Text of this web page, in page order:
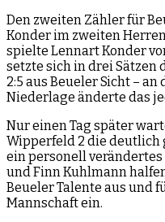
Den zweiten Zähler für
Konder im zweiten
spielte Lennart Konder
setzte sich in drei
2:5 aus Beueler Sicht –
Niederlage änderte das
Nur einen Tag später
Wipperfeld 2 die deutlich
ein personell verändertes
und Finn Kuhlmann
Beueler Talente aus und
Mannschaft ein.